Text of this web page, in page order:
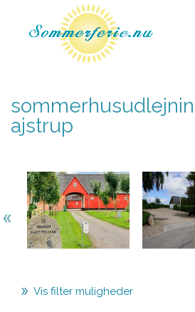
ajstrup
Vis filter muligheder